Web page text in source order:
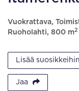
Vuokrattava,
Ruoholahti, 800 m2
Lisää suosikkeihin
Jaa